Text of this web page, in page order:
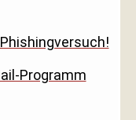
Programm